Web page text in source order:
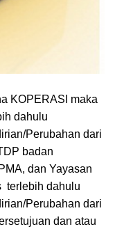
KOPERASI maka
dahulu
Perubahan dari
badan
dan Yayasan
terlebih dahulu
Perubahan dari
dan atau